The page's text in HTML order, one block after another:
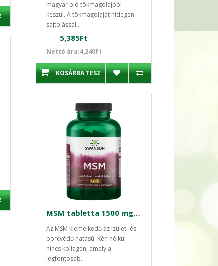
magyar bio tökmagolajból
készül. A tökmagolajat hidegen
sajtolással..
5,385Ft
Nettó ára:4,240Ft
KOSÁRBA TESZ
MSM tabletta 1500 mg / 120 tabletta Swanson
Az MSM kiemelkedő az ízület- és
porcvédő hatású. Kén nélkül
nincs kollagén, amely a
legfontosab..